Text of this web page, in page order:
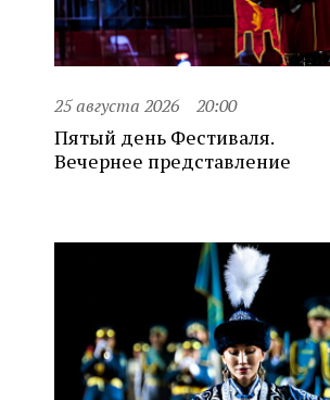
25 августа 2026 20:00
Пятый день Фестиваля.
Вечернее представление